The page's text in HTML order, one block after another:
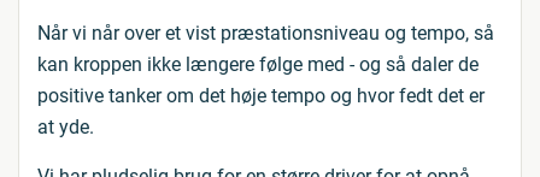
Når vi når over et vist præstationsniveau og tempo, så
kan kroppen ikke længere følge med - og så daler de
positive tanker om det høje tempo og hvor fedt det er
at yde.